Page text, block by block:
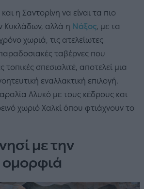
η Σαντορίνη να είναι τα πιο
Κυκλάδων, αλλά η Νάξος, με τα
χωριά, τις ατελείωτες
ταβέρνες που
τοπικές σπεσιαλιτέ, αποτελεί μια
εναλλακτική επιλογή.
Αλυκό με τους κέδρους και
χωριό Χαλκί όπου φτιάχνουν το
με την